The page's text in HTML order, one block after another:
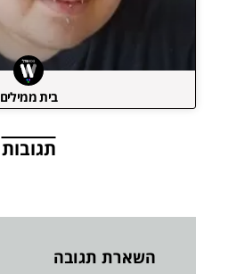
בית ממילים
תגובות
השארת תגובה